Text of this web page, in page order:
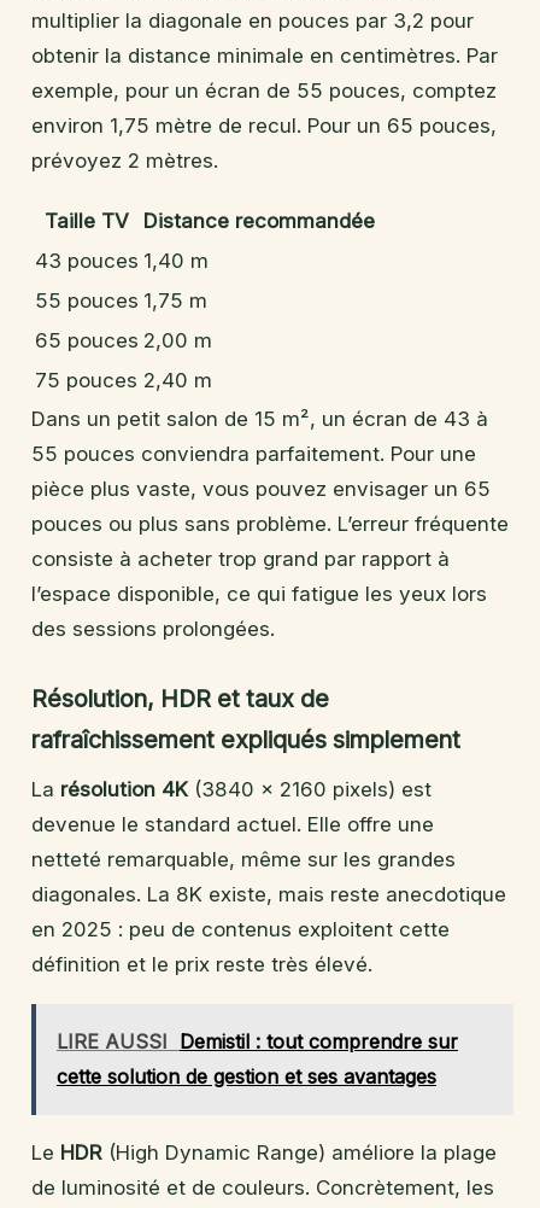
multiplier la diagonale en pouces par 3,2 pour
obtenir la distance minimale en centimètres. Par
exemple, pour un écran de 55 pouces, comptez
environ 1,75 mètre de recul. Pour un 65 pouces,
prévoyez 2 mètres.
Taille TV
Distance recommandée
43 pouces 1,40 m
55 pouces 1,75 m
65 pouces 2,00 m
75 pouces 2,40 m
Dans un petit salon de 15 m², un écran de 43 à
55 pouces conviendra parfaitement. Pour une
pièce plus vaste, vous pouvez envisager un 65
pouces ou plus sans problème. L’erreur fréquente
consiste à acheter trop grand par rapport à
l’espace disponible, ce qui fatigue les yeux lors
des sessions prolongées.
Résolution, HDR et taux de
rafraîchissement expliqués simplement
La résolution 4K(3840 x 2160 pixels) est
devenue le standard actuel. Elle offre une
netteté remarquable, même sur les grandes
diagonales. La 8K existe, mais reste anecdotique
en 2025 : peu de contenus exploitent cette
définition et le prix reste très élevé.
LIRE AUSSI Demistil : tout comprendre sur
cette solution de gestion et ses avantages
Le HDR (High Dynamic Range) améliore la plage
de luminosité et de couleurs. Concrètement, les